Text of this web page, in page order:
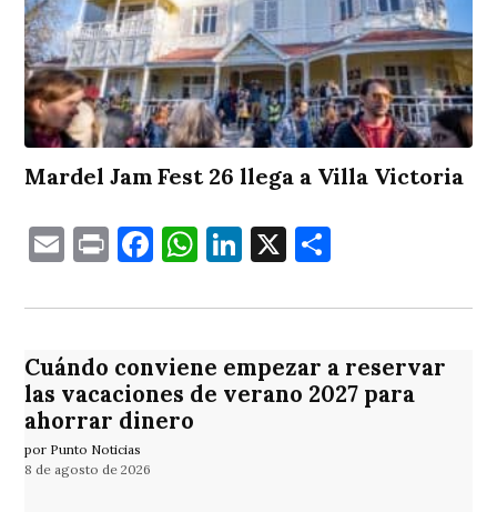
Mardel Jam Fest 26 llega a Villa Victoria
EmailPrintFacebook
WhatsApp
LinkedIn
X
Cuándo conviene empezar a reservar
las vacaciones de verano 2027 para
ahorrar dinero
por Punto Noticias
8 de agosto de 2026